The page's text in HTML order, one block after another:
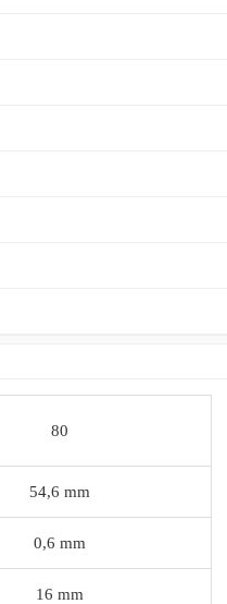
80
54,6 mm
0,6 mm
16 mm